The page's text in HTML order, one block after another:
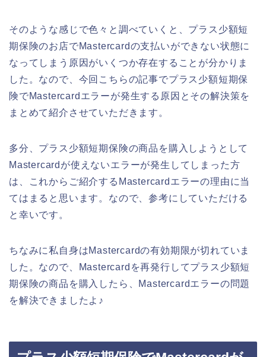
そのような感じで色々と調べていくと、プラス少額短
期保険のお店でMastercardの支払いができない状態に
なってしまう原因がいくつか存在することが分かりま
した。なので、今回こちらの記事でプラス少額短期保
険でMastercardエラーが発生する原因とその解決策を
まとめて紹介させていただきます。
多分、プラス少額短期保険の商品を購入しようとして
Mastercardが使えないエラーが発生してしまった方
は、これからご紹介するMastercardエラーの理由に当
てはまると思います。なので、参考にしていただける
と幸いです。
ちなみに私自身はMastercardの有効期限が切れていま
した。なので、Mastercardを再発行してプラス少額短
期保険の商品を購入したら、Mastercardエラーの問題
を解決できましたよ♪